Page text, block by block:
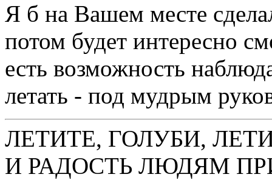
Я б на Вашем месте
потом будет интересно
есть возможность
летать - под мудрым
ЛЕТИТЕ, ГОЛУБИ,
И РАДОСТЬ ЛЮДЯМ